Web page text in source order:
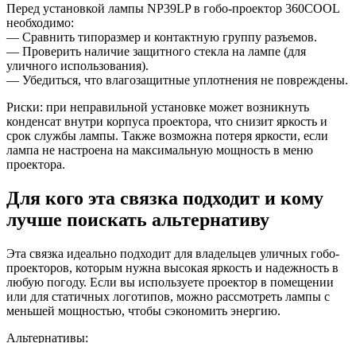
Перед установкой лампы NP39LP в гобо-проектор 360СOOL
необходимо:
— Сравнить типоразмер и контактную группу разъемов.
— Проверить наличие защитного стекла на лампе (для
уличного использования).
— Убедиться, что влагозащитные уплотнения не повреждены.
Риски: при неправильной установке может возникнуть
конденсат внутри корпуса проектора, что снизит яркость и
срок службы лампы. Также возможна потеря яркости, если
лампа не настроена на максимальную мощность в меню
проектора.
Для кого эта связка подходит и кому
лучше поискать альтернативу
Эта связка идеально подходит для владельцев уличных гобо-
проекторов, которым нужна высокая яркость и надежность в
любую погоду. Если вы используете проектор в помещении
или для статичных логотипов, можно рассмотреть лампы с
меньшей мощностью, чтобы сэкономить энергию.
Альтернативы: